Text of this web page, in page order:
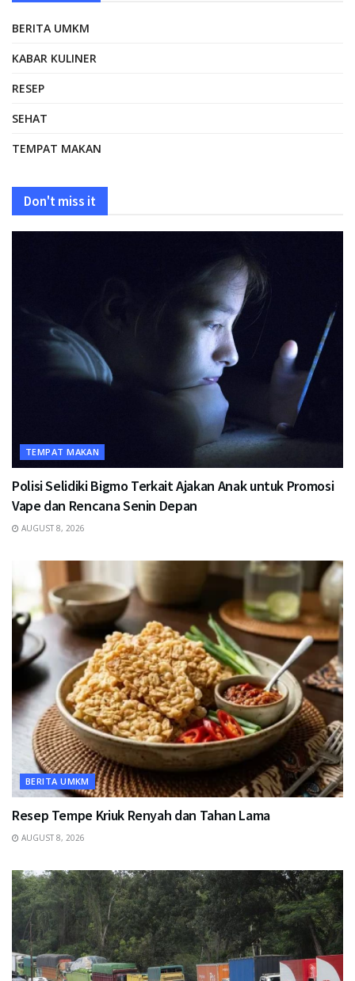
BERITA UMKM
KABAR KULINER
RESEP
SEHAT
TEMPAT MAKAN
Don't miss it
TEMPAT MAKAN
Polisi Selidiki Bigmo Terkait Ajakan Anak untuk Promosi
Vape dan Rencana Senin Depan
AUGUST 8, 2026
BERITA UMKM
Resep Tempe Kriuk Renyah dan Tahan Lama
AUGUST 8, 2026